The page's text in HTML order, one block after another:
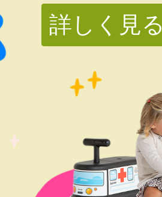
詳しく見る